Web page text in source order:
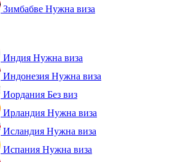
Зимбабве Нужна виза
Индия Нужна виза
Индонезия Нужна виза
Иордания Без виз
Ирландия Нужна виза
Исландия Нужна виза
Испания Нужна виза